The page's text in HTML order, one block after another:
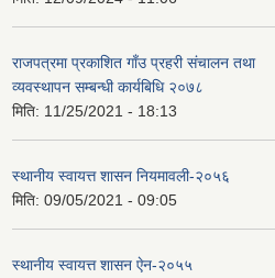
राजपत्रमा प्रकाशित गाँउ प्रहरी संचालन तथा
व्यवस्थापन सम्बन्धी कार्यबिधि २०७८
मिति: 11/25/2021 - 18:13
स्थानीय स्वायत्त शासन नियमावली-२०५६
मिति: 09/05/2021 - 09:05
स्थानीय स्वायत्त शासन ए‍ेन-२०५५